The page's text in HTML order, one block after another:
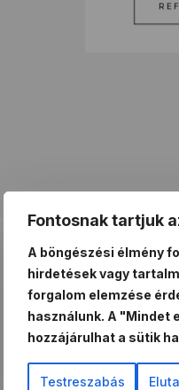
Fontosnak tartjuk
A böngészési élmény
hirdetések vagy
forgalom elemzése
használunk. A "Mindet
hozzájárulhat a sütik
Testreszabás